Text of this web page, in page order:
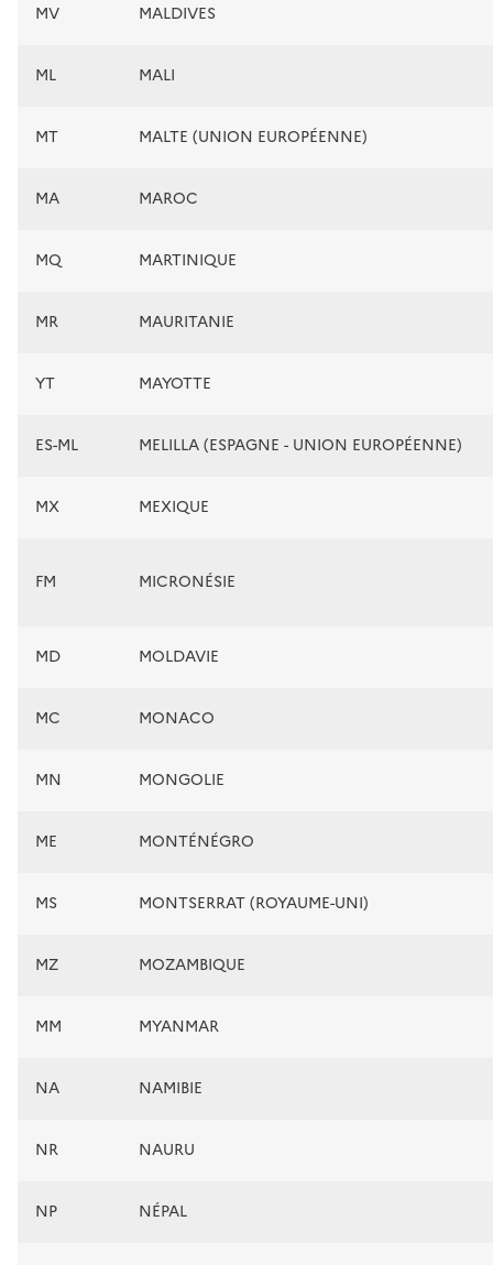
MV MALDIVES
ML MALI
MT MALTE (UNION EUROPÉENNE)
MA MAROC
MQ MARTINIQUE
MR MAURITANIE
YT MAYOTTE
ES-ML MELILLA (ESPAGNE - UNION EUROPÉENNE)
MX MEXIQUE
FM MICRONÉSIE
MD MOLDAVIE
MC MONACO
MN MONGOLIE
ME MONTÉNÉGRO
MS MONTSERRAT (ROYAUME-UNI)
MZ MOZAMBIQUE
MM MYANMAR
NA NAMIBIE
NR NAURU
NP NÉPAL